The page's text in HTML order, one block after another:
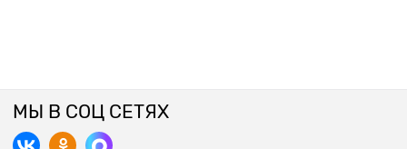
МЫ В СОЦ СЕТЯХ